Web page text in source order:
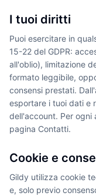
I tuoi diritti
Puoi esercitare in
15-22 del GDPR:
all'oblio), limitazione
formato leggibile,
consensi prestati.
esportare i tuoi dati e
dell'account. Per ogni
pagina Contatti.
Cookie e
Gildy utilizza cookie
e, solo previo